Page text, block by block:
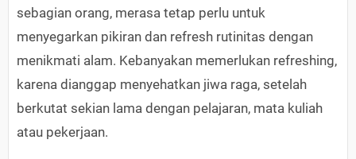
sebagian orang, merasa tetap perlu untuk
menyegarkan pikiran dan refresh rutinitas dengan
menikmati alam. Kebanyakan memerlukan refreshing,
karena dianggap menyehatkan jiwa raga, setelah
berkutat sekian lama dengan pelajaran, mata kuliah
atau pekerjaan.